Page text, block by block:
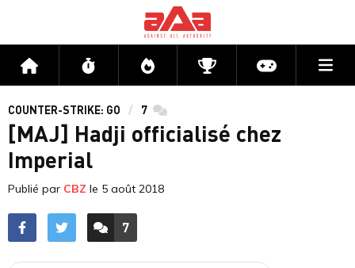
Accueil Flux Directs CompétitionsActu jeux
COUNTER-STRIKE: GO 7 commentaires
[MAJ] Hadji officialisé chez
Imperial
Publié par CBZ le 5 août 2018
ACCÉDER AUX
7
COMMENTAIRES